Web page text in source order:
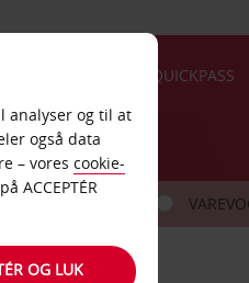
QUICKPASS
BIL
analyser og til at
også data
– vores cookie-
ACCEPTÉR
OG LUK